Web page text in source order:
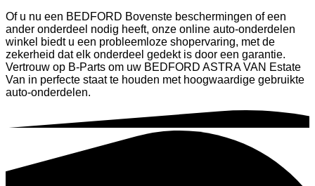
Of u nu een BEDFORD Bovenste beschermingen of een
ander onderdeel nodig heeft, onze online auto-onderdelen
winkel biedt u een probleemloze shopervaring, met de
zekerheid dat elk onderdeel gedekt is door een garantie.
Vertrouw op B-Parts om uw BEDFORD ASTRA VAN Estate
Van in perfecte staat te houden met hoogwaardige gebruikte
auto-onderdelen.